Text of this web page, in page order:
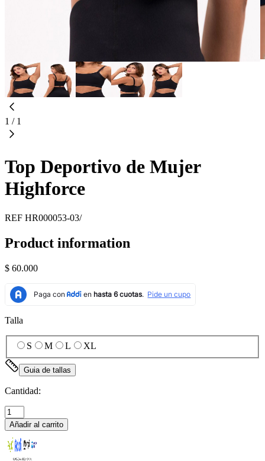
1 / 1
Top Deportivo de Mujer
Highforce
REF HR000053-03/
Product information
$ 60.000
Talla
S M L XL
Guia de tallas
Cantidad:
Añadir al carrito